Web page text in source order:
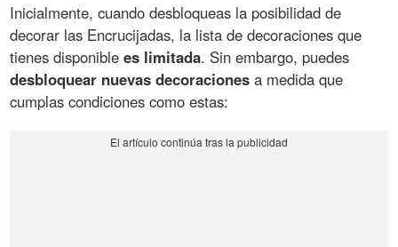
Inicialmente, cuando desbloqueas la posibilidad de
decorar las Encrucijadas, la lista de decoraciones que
tienes disponiblees limitada. Sin embargo, puedes
desbloquear nuevas decoraciones a medida que
cumplas condiciones como estas: